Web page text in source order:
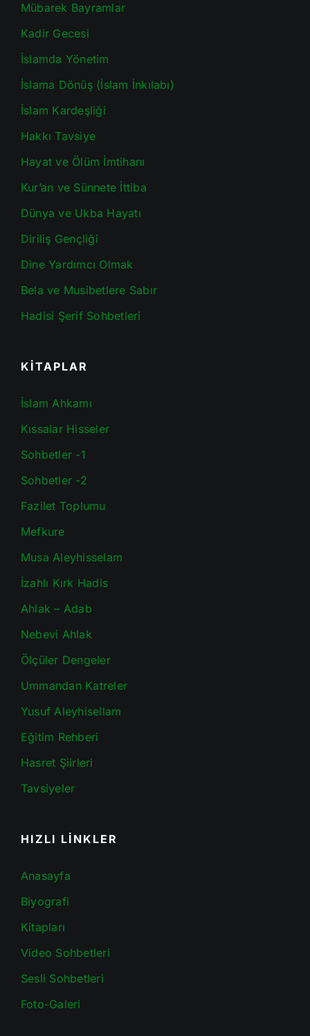
Mübarek Bayramlar
Kadir Gecesi
İslamda Yönetim
İslama Dönüş (İslam İnkılabı)
İslam Kardeşliği
Hakkı Tavsiye
Hayat ve Ölüm İmtihanı
Kur’an ve Sünnete İttiba
Dünya ve Ukba Hayatı
Diriliş Gençliği
Dine Yardımcı Olmak
Bela ve Musibetlere Sabır
Hadisi Şerif Sohbetleri
KİTAPLAR
İslam Ahkamı
Kıssalar Hisseler
Sohbetler -1
Sohbetler -2
Fazilet Toplumu
Mefkure
Musa Aleyhisselam
İzahlı Kırk Hadis
Ahlak – Adab
Nebevi Ahlak
Ölçüler Dengeler
Ummandan Katreler
Yusuf Aleyhisellam
Eğitim Rehberi
Hasret Şiirleri
Tavsiyeler
HIZLI LİNKLER
Anasayfa
Biyografi
Kitapları
Video Sohbetleri
Sesli Sohbetleri
Foto-Galeri